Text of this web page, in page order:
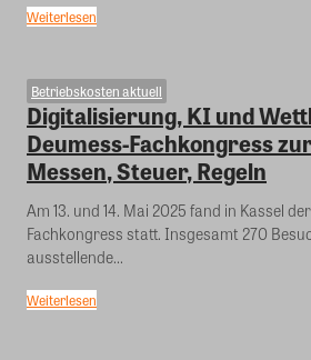
Weiterlesen
Betriebskosten aktuell
Digitalisierung, KI und
Deumess-Fachkongress
Messen, Steuer, Regeln
Am 13. und 14. Mai 2025 fand in Kassel
Fachkongress statt. Insgesamt 270
ausstellende...
Weiterlesen